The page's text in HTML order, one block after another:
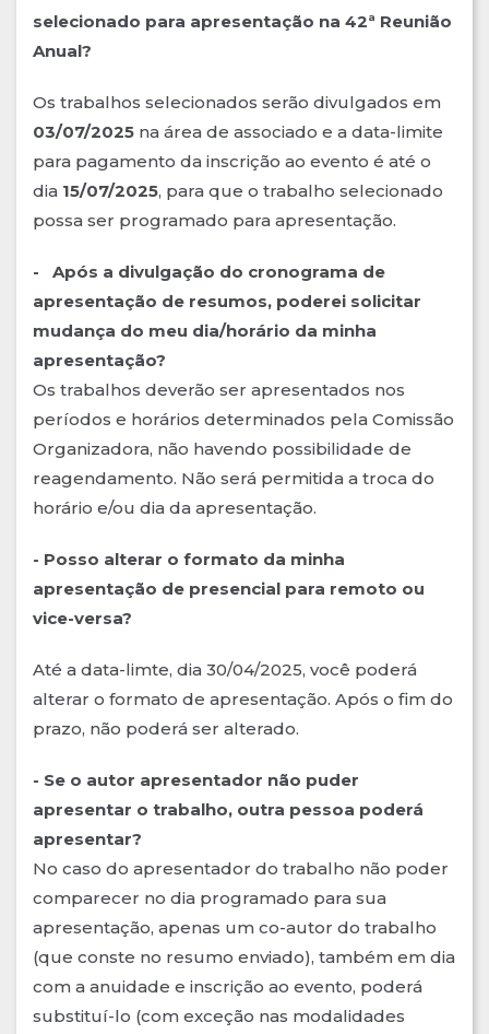
selecionado para apresentação na 42ª Reunião
Anual?
Os trabalhos selecionados serão divulgados em
03/07/2025 na área de associado e a data-limite
para pagamento da inscrição ao evento é até o
dia 15/07/2025, para que o trabalho selecionado
possa ser programado para apresentação.
- Após a divulgação do cronograma de
apresentação de resumos, poderei solicitar
mudança do meu dia/horário da minha
apresentação?
Os trabalhos deverão ser apresentados nos
períodos e horários determinados pela Comissão
Organizadora, não havendo possibilidade de
reagendamento. Não será permitida a troca do
horário e/ou dia da apresentação.
- Posso alterar o formato da minha
apresentação de presencial para remoto ou
vice-versa?
Até a data-limte, dia 30/04/2025, você poderá
alterar o formato de apresentação. Após o fim do
prazo, não poderá ser alterado.
- Se o autor apresentador não puder
apresentar o trabalho, outra pessoa poderá
apresentar?
No caso do apresentador do trabalho não poder
comparecer no dia programado para sua
apresentação, apenas um co-autor do trabalho
(que conste no resumo enviado), também em dia
com a anuidade e inscrição ao evento, poderá
substituí-lo (com exceção nas modalidades